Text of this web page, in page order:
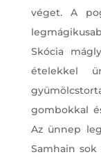
véget. A
Skócia
ételekkel
gombokkal
Az ünnep
Samhain